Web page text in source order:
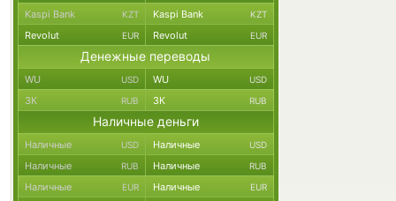
Kaspi Bank KZT Kaspi Bank KZT
Revolut EUR Revolut EUR
Денежные переводы
WU USD WU USD
ЗК RUB ЗК RUB
Наличные деньги
Наличные USD Наличные USD
Наличные RUB Наличные RUB
Наличные EUR Наличные EUR